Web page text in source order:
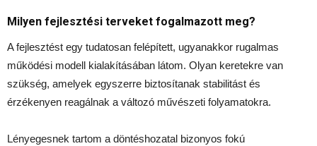
Milyen fejlesztési terveket fogalmazott meg?
A fejlesztést egy tudatosan felépített, ugyanakkor rugalmas
működési modell kialakításában látom. Olyan keretekre van
szükség, amelyek egyszerre biztosítanak stabilitást és
érzékenyen reagálnak a változó művészeti folyamatokra.
Lényegesnek tartom a döntéshozatal bizonyos fokú